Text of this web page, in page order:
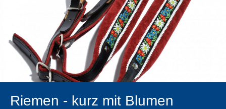
Riemen - kurz mit Blumen